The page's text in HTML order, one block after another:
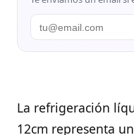
La refrigeración
12cm representa